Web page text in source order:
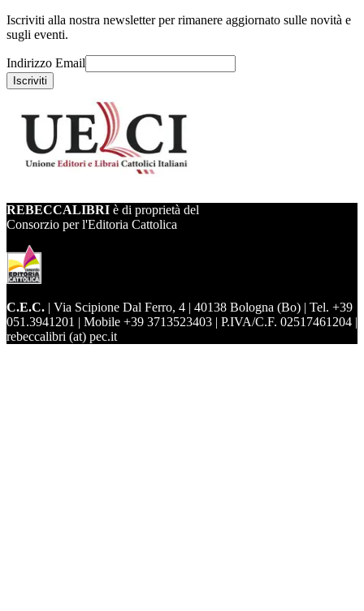
Iscriviti alla nostra newsletter per rimanere aggiornato sulle novità e
sugli eventi.
Indirizzo Email
Iscriviti
REBECCALIBRI è di proprietà del
Consorzio per l'Editoria Cattolica
C.E.C. | Via Scipione Dal Ferro, 4 | 40138 Bologna (Bo) | Tel. +39
051.3941201 | Mobile +39 3713523403 | P.IVA/C.F. 02517461204 |
rebeccalibri (at) pec.it